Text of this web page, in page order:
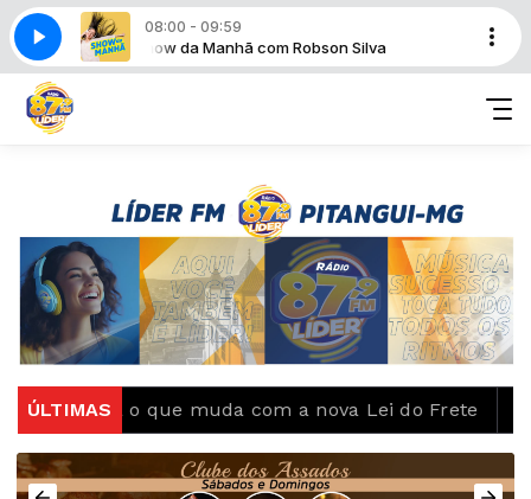
08:00 - 09:59
Show da Manhã com Robson Silva
ÚLTIMAS
o que muda com a nova Lei do Frete CBF reforça